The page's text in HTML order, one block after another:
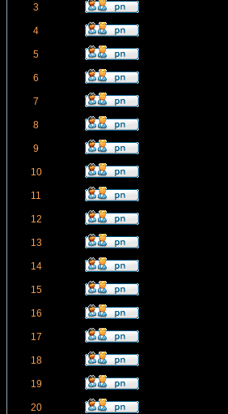
3
4
5
6
7
8
9
10
11
12
13
14
15
16
17
18
19
20